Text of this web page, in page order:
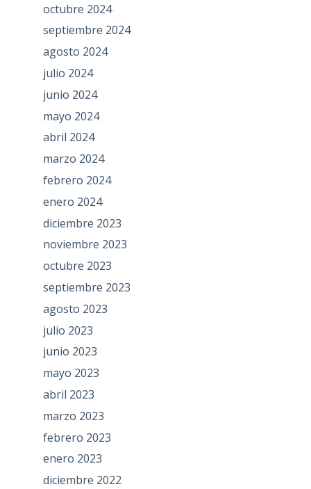
octubre 2024
septiembre 2024
agosto 2024
julio 2024
junio 2024
mayo 2024
abril 2024
marzo 2024
febrero 2024
enero 2024
diciembre 2023
noviembre 2023
octubre 2023
septiembre 2023
agosto 2023
julio 2023
junio 2023
mayo 2023
abril 2023
marzo 2023
febrero 2023
enero 2023
diciembre 2022